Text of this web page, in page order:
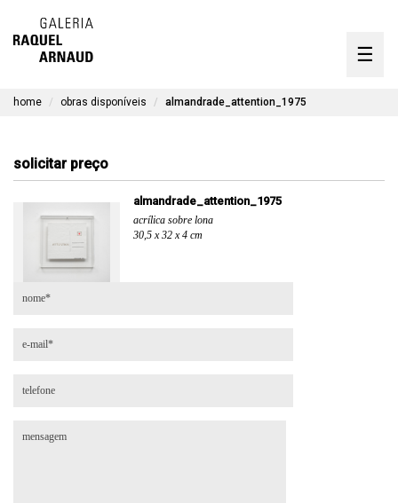
☰
contato
home obras disponíveis almandrade_attention_1975
solicitar preço
almandrade_attention_1975
acrílica sobre lona
30,5 x 32 x 4 cm